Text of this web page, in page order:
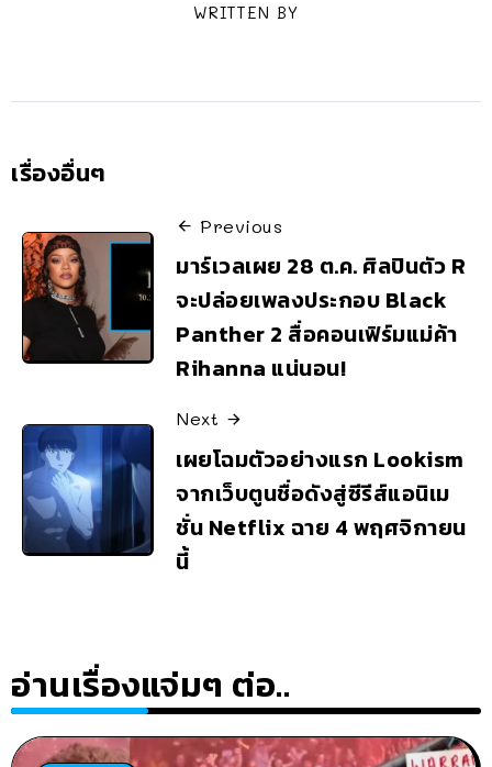
WRITTEN BY
เรื่องอื่นๆ
Previous
มาร์เวลเผย 28 ต.ค. ศิลปินตัว R
จะปล่อยเพลงประกอบ Black
Panther 2 สื่อคอนเฟิร์มแม่ค้า
Rihanna แน่นอน!
Next
เผยโฉมตัวอย่างแรก Lookism
จากเว็บตูนชื่อดังสู่ซีรีส์แอนิเม
ชั่น Netflix ฉาย 4 พฤศจิกายน
นี้
อ่านเรื่องแจ่มๆ ต่อ..